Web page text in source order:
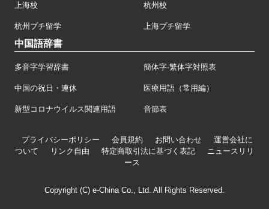
上海校 杭州校
杭州プチ留学 上海プチ留学
中国語辞書
多音字学習辞書 簡体字·繁体字対照表
中国の祝日・連休 医療用語（常用編）
新型コロナウイルス関連用語 音節表
プライバシーポリシー 会員規約 お問い合わせ
運営会社に
ついて
リンク自由 特定商取引法に基づく表記
ニュースリリ
ース
Copyright (C) e-China Co., Ltd. All Rights Reserved.